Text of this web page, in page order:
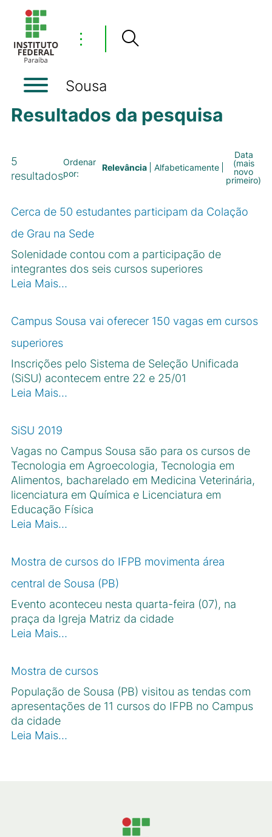
⋮
Sousa
Resultados da pesquisa
5
resultados
Ordenar
por:
Relevância Alfabeticamente
Data
(mais
novo
primeiro)
Cerca de 50 estudantes participam da Colação
de Grau na Sede
Solenidade contou com a participação de
integrantes dos seis cursos superiores
Leia Mais…
Campus Sousa vai oferecer 150 vagas em cursos
superiores
Inscrições pelo Sistema de Seleção Unificada
(SiSU) acontecem entre 22 e 25/01
Leia Mais…
SiSU 2019
Vagas no Campus Sousa são para os cursos de
Tecnologia em Agroecologia, Tecnologia em
Alimentos, bacharelado em Medicina Veterinária,
licenciatura em Química e Licenciatura em
Educação Física
Leia Mais…
Mostra de cursos do IFPB movimenta área
central de Sousa (PB)
Evento aconteceu nesta quarta-feira (07), na
praça da Igreja Matriz da cidade
Leia Mais…
Mostra de cursos
População de Sousa (PB) visitou as tendas com
apresentações de 11 cursos do IFPB no Campus
da cidade
Leia Mais…